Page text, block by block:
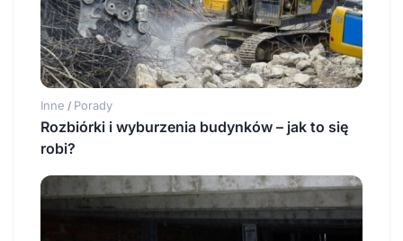
Inne / Porady
Rozbiórki i wyburzenia budynków – jak to się
robi?